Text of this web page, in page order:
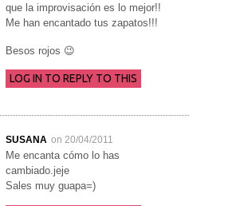
que la improvisación es lo mejor!!
Me han encantado tus zapatos!!!
Besos rojos 😉
LOG IN TO REPLY TO THIS
SUSANA on 20/04/2011
Me encanta cómo lo has
cambiado.jeje
Sales muy guapa=)